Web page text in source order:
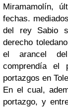
Miramamolín,
fechas.
del rey Sabio
derecho
el arancel
comprendía el
portazgos en
En el cual,
portazgo, y